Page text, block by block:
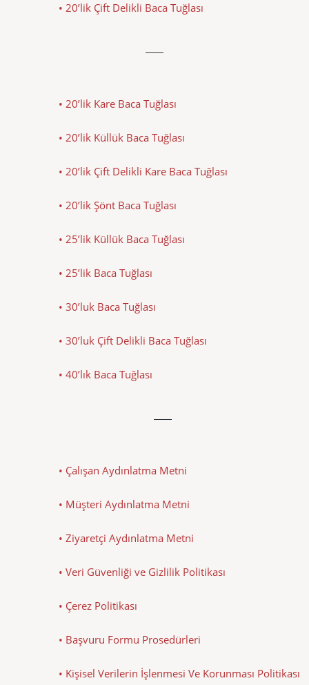
• 20’lik Çift Delikli Baca Tuğlası
• 20’lik Kare Baca Tuğlası
• 20’lik Küllük Baca Tuğlası
• 20’lik Çift Delikli Kare Baca Tuğlası
• 20’lik Şönt Baca Tuğlası
• 25’lik Küllük Baca Tuğlası
• 25’lik Baca Tuğlası
• 30’luk Baca Tuğlası
• 30’luk Çift Delikli Baca Tuğlası
• 40’lık Baca Tuğlası
• Çalışan Aydınlatma Metni
• Müşteri Aydınlatma Metni
• Ziyaretçi Aydınlatma Metni
• Veri Güvenliği ve Gizlilik Politikası
• Çerez Politikası
• Başvuru Formu Prosedürleri
• Kişisel Verilerin İşlenmesi Ve Korunması Politikası